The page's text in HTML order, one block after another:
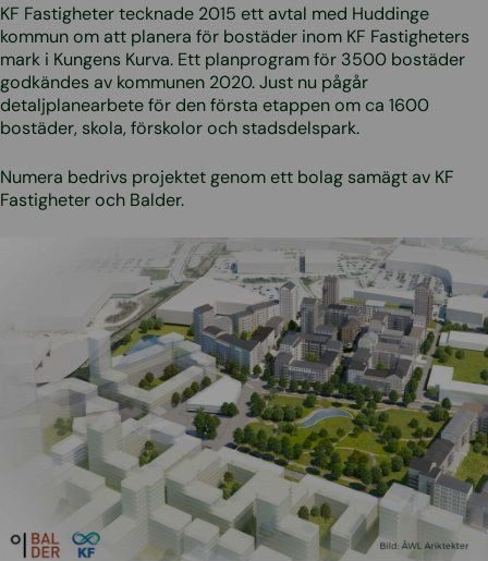
KF Fastigheter tecknade 2015 ett avtal med Huddinge
kommun om att planera för bostäder inom KF Fastigheters
mark i Kungens Kurva. Ett planprogram för 3500 bostäder
godkändes av kommunen 2020. Just nu pågår
detaljplanearbete för den första etappen om ca 1600
bostäder, skola, förskolor och stadsdelspark.
Numera bedrivs projektet genom ett bolag samägt av KF
Fastigheter och Balder.